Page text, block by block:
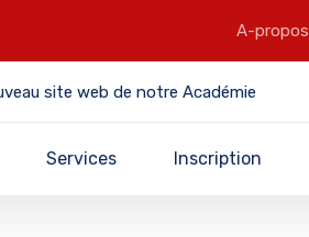
A-propos
site web de notre Académie
Services Inscription